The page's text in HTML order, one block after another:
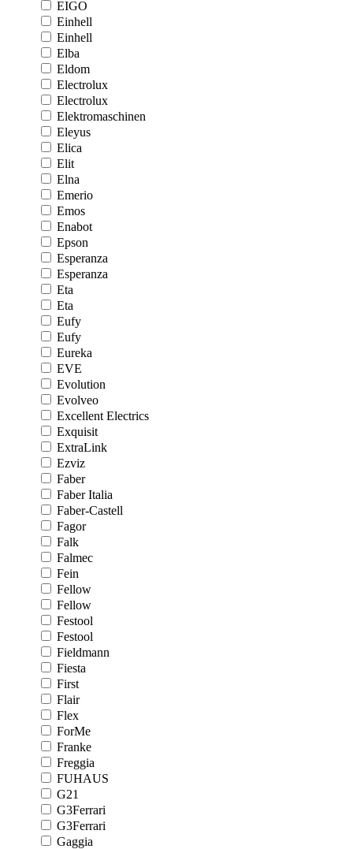
EIGO
Einhell
Einhell
Elba
Eldom
Electrolux
Electrolux
Elektromaschinen
Eleyus
Elica
Elit
Elna
Emerio
Emos
Enabot
Epson
Esperanza
Esperanza
Eta
Eta
Eufy
Eufy
Eureka
EVE
Evolution
Evolveo
Excellent Electrics
Exquisit
ExtraLink
Ezviz
Faber
Faber Italia
Faber-Castell
Fagor
Falk
Falmec
Fein
Fellow
Fellow
Festool
Festool
Fieldmann
Fiesta
First
Flair
Flex
ForMe
Franke
Freggia
FUHAUS
G21
G3Ferrari
G3Ferrari
Gaggia